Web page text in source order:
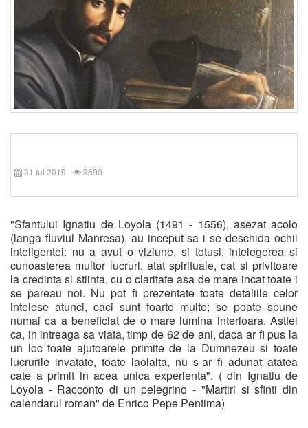
31 Iul 2019 3690
"Sfantului Ignatiu de Loyola (1491 - 1556), asezat acolo
(langa fluviul Manresa), au inceput sa i se deschida ochii
inteligentei: nu a avut o viziune, si totusi, intelegerea si
cunoasterea multor lucruri, atat spirituale, cat si privitoare
la credinta si stiinta, cu o claritate asa de mare incat toate i
se pareau noi. Nu pot fi prezentate toate detaliile celor
intelese atunci, caci sunt foarte multe; se poate spune
numai ca a beneficiat de o mare lumina interioara. Astfel
ca, in intreaga sa viata, timp de 62 de ani, daca ar fi pus la
un loc toate ajutoarele primite de la Dumnezeu si toate
lucrurile invatate, toate laolalta, nu s-ar fi adunat atatea
cate a primit in acea unica experienta". ( din Ignatiu de
Loyola - Racconto di un pelegrino - "Martiri si sfinti din
calendarul roman" de Enrico Pepe Pentima)